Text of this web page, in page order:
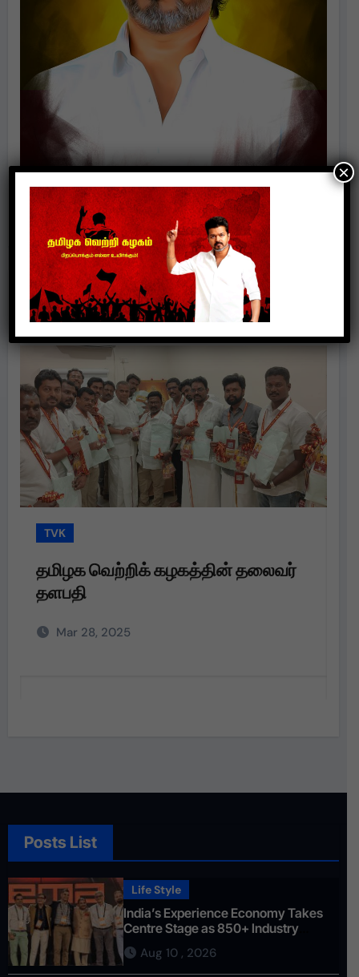
Politics
TVK
தமிழக வெற்றிக் கழகத்தின் தலைவர்
தளபதி
Mar 28, 2025
Posts List
Life Style
India’s Experience Economy Takes
Centre Stage as 850+ Industry
Leaders Gather at EEMAGINE 2026 in
Chennai
Aug 10 , 2026
×